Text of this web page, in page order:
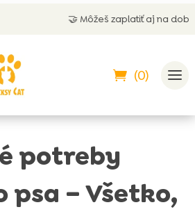
Môžeš zaplatiť aj na dobierku
(0)
potreby
psa – Všetko,